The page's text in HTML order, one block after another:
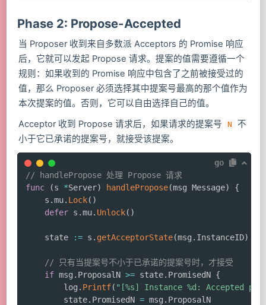
Phase 2: Propose-Accepted
当 Proposer 收到来自多数派 Acceptors 的 Promise 响应
后，它就可以发起 Propose 请求。提案的值需要遵循一个
规则：如果收到的 Promise 响应中包含了之前被接受过的
值，那么 Proposer 必须选择其中提案号最高的那个值作为
本次提案的值。否则，它可以自由选择自己的值。
Acceptor 收到 Propose 请求后，如果请求的提案号
N
不
小于它已承诺的提案号，就接受该提案。
go
// handlePropose 处理 Propose 请求
func
(s *Server) handlePropose(msg Message)
{
	s
.mu. Lock( )
defer s .mu. Unlock( )
	state
:= s . getAcceptorState(msg . InstanceID)
// 只有当提案号不小于已承诺的提案号时，才接受
if msg . ProposalN >= state. PromisedN {
		log
. Printf( "[%s] Instance %d: Accepted
		state
. PromisedN = msg . ProposalN